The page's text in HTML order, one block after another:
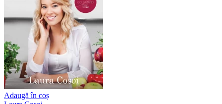
Adaugă în coș